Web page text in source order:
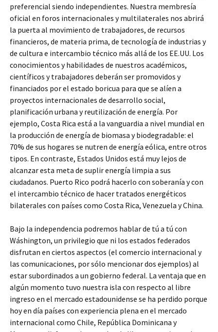
preferencial siendo independientes. Nuestra membresía
oficial en foros internacionales y multilaterales nos abrirá
la puerta al movimiento de trabajadores, de recursos
financieros, de materia prima, de tecnología de industrias y
de cultura e intercambio técnico más allá de los EE.UU. Los
conocimientos y habilidades de nuestros académicos,
científicos y trabajadores deberán ser promovidos y
financiados por el estado boricua para que se alíen a
proyectos internacionales de desarrollo social,
planificación urbana y reutilización de energía. Por
ejemplo, Costa Rica está a la vanguardia a nivel mundial en
la producción de energía de biomasa y biodegradable: el
70% de sus hogares se nutren de energía eólica, entre otros
tipos. En contraste, Estados Unidos está muy lejos de
alcanzar esta meta de suplir energía limpia a sus
ciudadanos. Puerto Rico podrá hacerlo con soberanía y con
el intercambio técnico de hacer tratados energéticos
bilaterales con países como Costa Rica, Venezuela y China.
Bajo la independencia podremos hablar de tú a tú con
Wáshington, un privilegio que ni los estados federados
disfrutan en ciertos aspectos (el comercio internacional y
las comunicaciones, por sólo mencionar dos ejemplos) al
estar subordinados a un gobierno federal. La ventaja que en
algún momento tuvo nuestra isla con respecto al libre
ingreso en el mercado estadounidense se ha perdido porque
hoy en día países con experiencia plena en el mercado
internacional como Chile, República Dominicana y